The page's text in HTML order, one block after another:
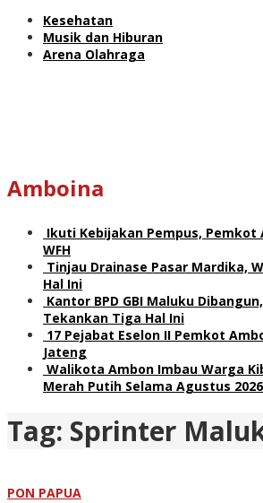
Kesehatan
Musik dan Hiburan
Arena Olahraga
Amboina
Ikuti Kebijakan Pempus, Pemkot
WFH
Tinjau Drainase Pasar Mardika,
Hal Ini
Kantor BPD GBI Maluku
Tekankan Tiga Hal Ini
17 Pejabat Eselon II Pemkot
Jateng
Walikota Ambon Imbau Warga
Merah Putih Selama Agustus 2026
Tag: Sprinter
PON PAPUA